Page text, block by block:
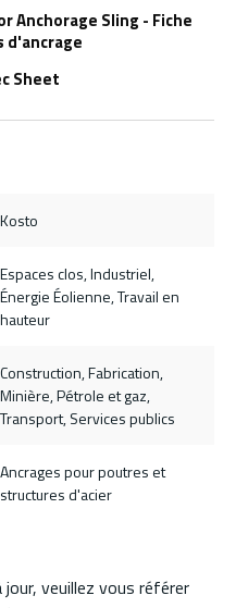
Anchorage Sling - Fiche
d'ancrage
Sheet
Kosto
Espaces clos, Industriel,
Énergie Éolienne, Travail en
hauteur
Construction, Fabrication,
Minière, Pétrole et gaz,
Transport, Services publics
Ancrages pour poutres et
structures d'acier
veuillez vous référer